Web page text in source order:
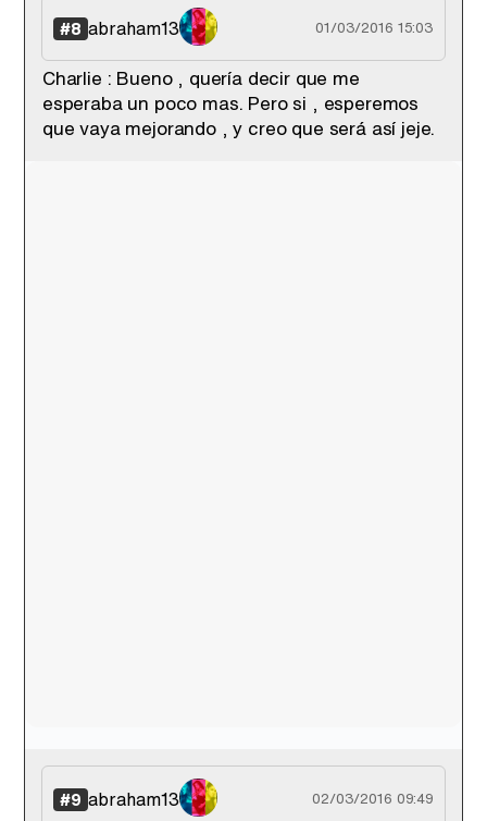
#8 abraham13 01/03/2016 15:03
Charlie : Bueno , quería decir que me
esperaba un poco mas. Pero si , esperemos
que vaya mejorando , y creo que será así jeje.
#9 abraham13 02/03/2016 09:49